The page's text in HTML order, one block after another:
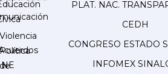
Violencia
Política
de
PLAT. NAC.
CEDH
CONGRESO ESTADO
INFOMEX